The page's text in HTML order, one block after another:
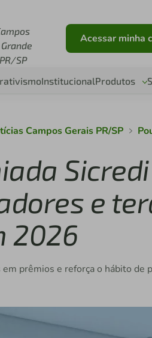
SP
Acessar minha
InstitucionalProdutos
Campos Gerais PR/SP
e
2026
prêmios e reforça o hábito de